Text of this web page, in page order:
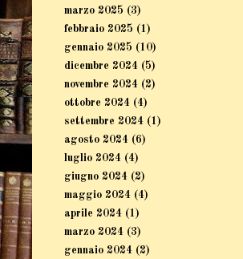
marzo 2025 (3)
febbraio 2025 (1)
gennaio 2025 (10)
dicembre 2024 (5)
novembre 2024 (2)
ottobre 2024 (4)
settembre 2024 (1)
agosto 2024 (6)
luglio 2024 (4)
giugno 2024 (2)
maggio 2024 (4)
aprile 2024 (1)
marzo 2024 (3)
gennaio 2024 (2)